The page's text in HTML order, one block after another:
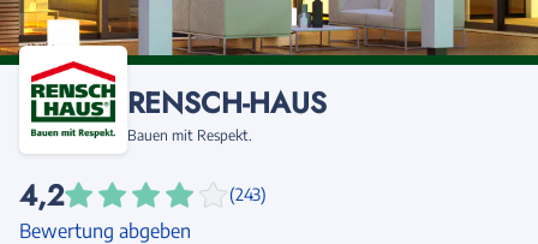
RENSCH-HAUS
Bauen mit Respekt.
4,2 (243)
Bewertung abgeben